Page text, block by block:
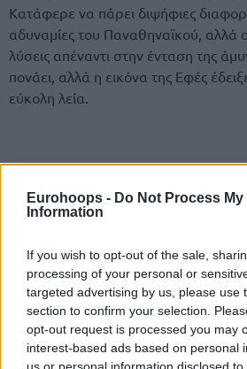
Eurohoops - Do Not Process My
Information
If you wish to opt-out of the sale,
processing of your personal or
targeted advertising by us, please use
section to confirm your selection.
opt-out request is processed you may
interest-based ads based on personal
us or personal information disclosed
Κατάφερε να πάρει διψήφιες
αδυναμίες του Παναθηναϊκού, αλλά
λύσεις απέναντι στην ένταση της
πονάει, αλλά η εικόνα της Εφές
εύκολη λεία.